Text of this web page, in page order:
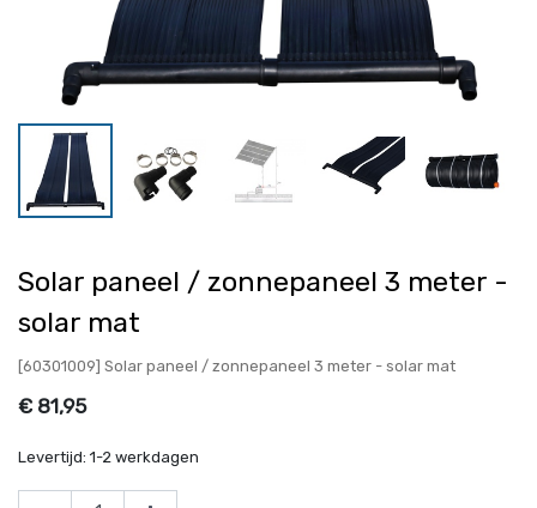
Solar paneel / zonnepaneel 3 meter -
solar mat
[60301009] Solar paneel / zonnepaneel 3 meter - solar mat
€ 81,95
Levertijd: 1-2 werkdagen